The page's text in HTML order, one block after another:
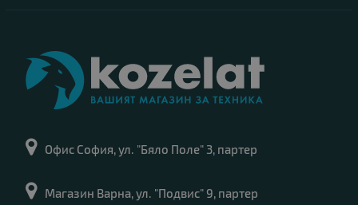
Офис София, ул. "Бяло Поле" 3, партер
Магазин Варна, ул. "Подвис" 9, партер